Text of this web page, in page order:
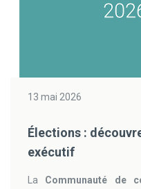
13 mai 2026
Élections :
exécutif
La Communauté de